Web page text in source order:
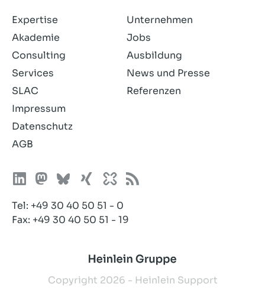
Expertise
Akademie
Consulting
Services
SLAC
Unternehmen
Jobs
Ausbildung
News und Presse
Referenzen
Impressum
Datenschutz
AGB
Tel: +49 30 40 50 51 - 0
Fax: +49 30 40 50 51 - 19
Copyright 2026 - Heinlein Support